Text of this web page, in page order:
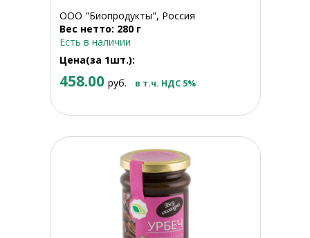
ООО "Биопродукты", Россия
Вес нетто: 280 г
Есть в наличии
Цена(за 1шт.):
458.00 руб. в т.ч. НДС 5%